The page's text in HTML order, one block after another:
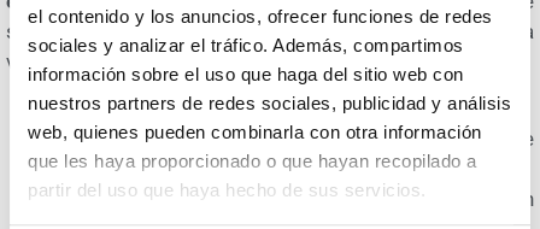
el contenido y los anuncios, ofrecer funciones de redes
sociales y analizar el tráfico. Además, compartimos
información sobre el uso que haga del sitio web con
nuestros partners de redes sociales, publicidad y análisis
web, quienes pueden combinarla con otra información
que les haya proporcionado o que hayan recopilado a
partir del uso que haya hecho de sus servicios.
situaciones se pueden dar para que necesitemos la
vivienda, pongo algunos ejemplos:
Divorcio o separación matrimonial.
Necesidad de la vivienda para que los hijos se
independicen.
Necesidad de la vivienda para padres con situación